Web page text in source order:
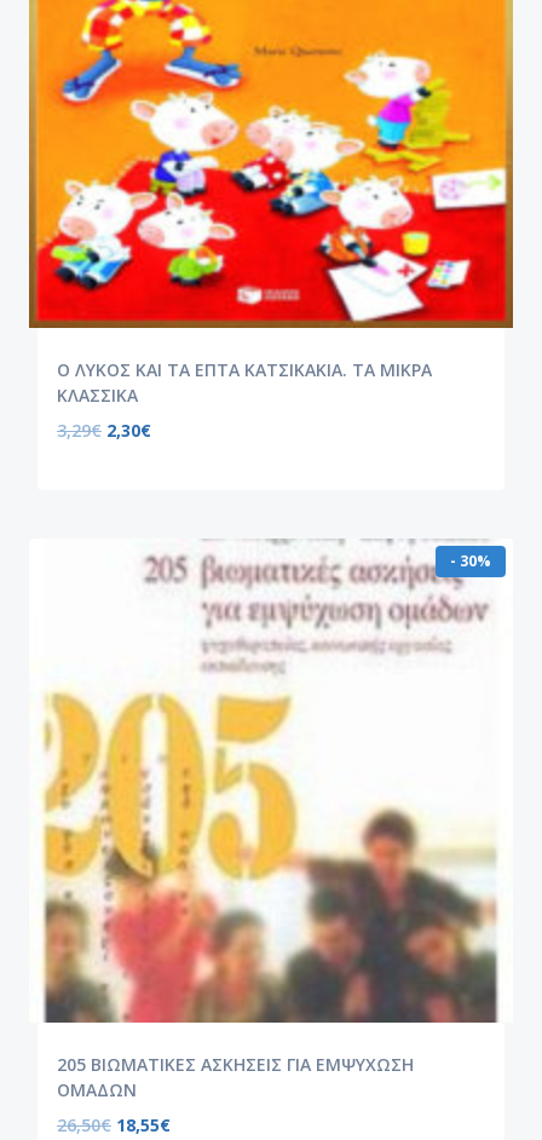
Ο ΛΥΚΟΣ ΚΑΙ ΤΑ ΕΠΤΑ ΚΑΤΣΙΚΑΚΙΑ. ΤΑ ΜΙΚΡΑ
ΚΛΑΣΣΙΚΑ
3,29€ 2,30€
- 30%
205 ΒΙΩΜΑΤΙΚΕΣ ΑΣΚΗΣΕΙΣ ΓΙΑ ΕΜΨΥΧΩΣΗ
ΟΜΑΔΩΝ
26,50€ 18,55€